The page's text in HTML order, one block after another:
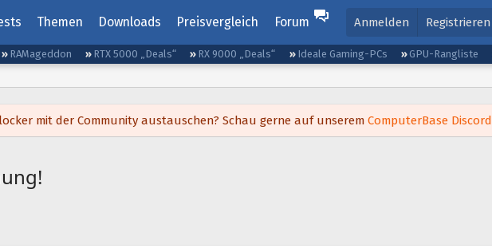
Themen Downloads Preisvergleich Forum Anmelden Registrieren
RAMageddon RTX 5000 „Deals“ RX 9000 „Deals“ Ideale Gaming-PCs GPU-Rangliste
mit der Community austauschen? Schau gerne auf unserem ComputerBase Discord